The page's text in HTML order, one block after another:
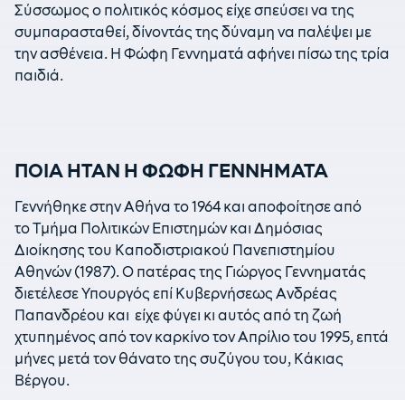
Σύσσωμος ο πολιτικός κόσμος είχε σπεύσει να της
συμπαρασταθεί, δίνοντάς της δύναμη να παλέψει με
την ασθένεια. Η Φώφη Γεννηματά αφήνει πίσω της τρία
παιδιά.
ΠΟΙΑ ΗΤΑΝ Η ΦΩΦΗ ΓΕΝΝΗΜΑΤΑ
Γεννήθηκε στην Αθήνα το 1964 και αποφοίτησε από
το Τμήμα Πολιτικών Επιστημών και Δημόσιας
Διοίκησης του Καποδιστριακού Πανεπιστημίου
Αθηνών (1987). Ο πατέρας της Γιώργος Γεννηματάς
διετέλεσε Υπουργός επί Κυβερνήσεως Ανδρέας
Παπανδρέου και είχε φύγει κι αυτός από τη ζωή
χτυπημένος από τον καρκίνο τον Απρίλιο του 1995, επτά
μήνες μετά τον θάνατο της συζύγου του, Κάκιας
Βέργου.